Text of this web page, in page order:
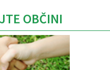
OBČINI